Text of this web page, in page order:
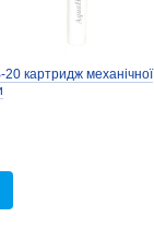
20 картридж механічної